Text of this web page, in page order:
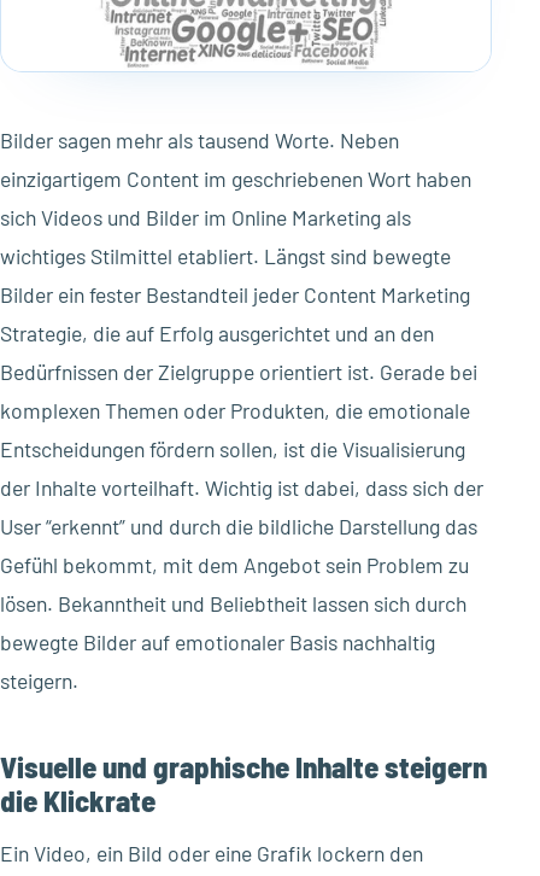
Bilder sagen mehr als tausend Worte. Neben
einzigartigem Content im geschriebenen Wort haben
sich Videos und Bilder im Online Marketing als
wichtiges Stilmittel etabliert. Längst sind bewegte
Bilder ein fester Bestandteil jeder Content Marketing
Strategie, die auf Erfolg ausgerichtet und an den
Bedürfnissen der Zielgruppe orientiert ist. Gerade bei
komplexen Themen oder Produkten, die emotionale
Entscheidungen fördern sollen, ist die Visualisierung
der Inhalte vorteilhaft. Wichtig ist dabei, dass sich der
User “erkennt” und durch die bildliche Darstellung das
Gefühl bekommt, mit dem Angebot sein Problem zu
lösen. Bekanntheit und Beliebtheit lassen sich durch
bewegte Bilder auf emotionaler Basis nachhaltig
steigern.
Visuelle und graphische Inhalte steigern
die Klickrate
Ein Video, ein Bild oder eine Grafik lockern den